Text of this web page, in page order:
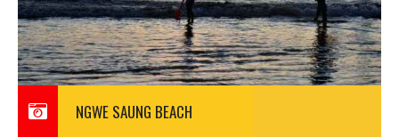
NGWE SAUNG BEACH